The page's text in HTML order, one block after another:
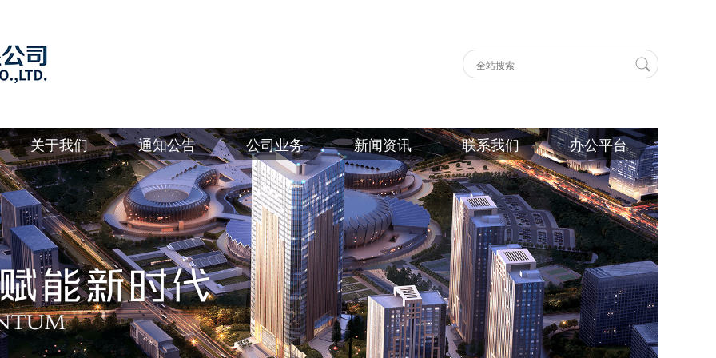
关于我们 通知公告 公司业务 新闻资讯 联系我们 办公平台